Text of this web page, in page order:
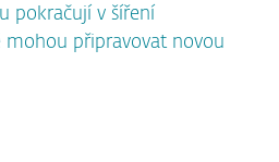
pokračují v šíření
mohou připravovat novou